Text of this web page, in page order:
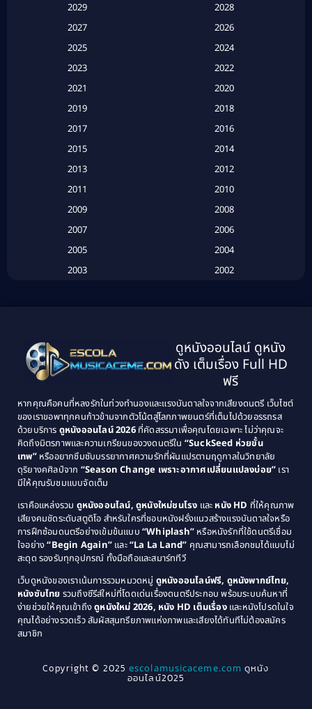
Based on a True Story สร้างจากเรื่องจริง(2)
Based on a True Story เรื่องจริง (16)
Based on a True Story เรื่องจริง (20)
Classic หนังคลาสสิก(21)
Classic หนังคลาสสิก(25)
Classic หนังคลาสสิก(134)
Comedy ตลก(46)
Comedy ตลก(515)
Coming of Age ก้าวพ้นวัย(1)
Coming-of-Age(3)
Community(1)
Crime อาชญากรรม(78)
Cult Film(4)
2029
2028
2027
2026
2025
2024
2023
2022
2021
2020
2019
2018
2017
2016
2015
2014
2013
2012
2011
2010
2009
2008
2007
2006
2005
2004
2003
2002
1995
1994
1993
1992
1989
1988
1987
1986
1985
1984
1983
1982
1979
1978
1976
1975
1974
1971
1970
1969
1968
1964
1963
1940
ดูหนังออนไลน์ ดูหนัง
ดัง เต็มเรื่อง Full HD
ฟรี
หากคุณคือคนที่หลงรักในท่วงทำนองและแรงบันดาลใจจากเสียงดนตรี เว็บไซต์
ของเราขอพาทุกคนก้าวข้ามจากตัวโน้ตสู่โลกภาพยนตร์ที่เต็มไปด้วยอรรถรส
ด้วยบริการ ดูหนังออนไลน์ 2026ที่คัดสรรมาเพื่อคุณโดยเฉพาะ ไม่ว่าคุณจะ
คิดถึงมิตรภาพและความเกรียนของวงดนตรีใน “SuckSeed ห่วยขั้น
เทพ”หรืออยากซึมซับบรรยากาศความรักที่ผันแปรตามฤดูกาลในวิทยาลัย
ดุริยางคศิลป์จาก “Season Change เพราะอากาศเปลี่ยนแปลงบ่อย” เรา
มีให้คุณรับชมแบบจัดเต็ม
เราคือแหล่งรวม ดูหนังออนไลน์, ดูหนังใหม่ชนโรง และ หนัง HD ที่ให้คุณภาพ
เสียงคมชัดระดับสตูดิโอ สำหรับใครที่ชอบหนังฝรั่งแนวสร้างแรงบันดาลใจหรือ
การฝึกซ้อมดนตรีอย่างเข้มข้นแบบ “Whiplash” หรือหนังรักที่ใช้ดนตรีเชื่อม
ใจอย่าง“Begin Again” และ“La La Land” คุณสามารถเลือกชมได้แบบไม่
สะดุด รองรับทุกอุปกรณ์ ทั้งมือถือและสมาร์ททีวี
เว็บดูหนังของเราเน้นการรวมหมวดหมู่ ดูหนังออนไลน์ฟรี, ดูหนังพากย์ไทย,
หนังซับไทย รวมถึงซีรีส์ใหม่ที่โดดเด่นเรื่องดนตรีประกอบ พร้อมระบบค้นหาที่
ง่ายช่วยให้คุณเข้าถึงดูหนังใหม่ 2026, หนัง HD เต็มเรื่องและหนังโปรดในใจ
คุณได้อย่างรวดเร็ว สัมผัสสุนทรียภาพแห่งภาพและเสียงได้ทันทีไม่ต้องสมัคร
สมาชิก
Copyright © 2025escolamusicaceme.com ดูหนัง
ออนไลน์2025